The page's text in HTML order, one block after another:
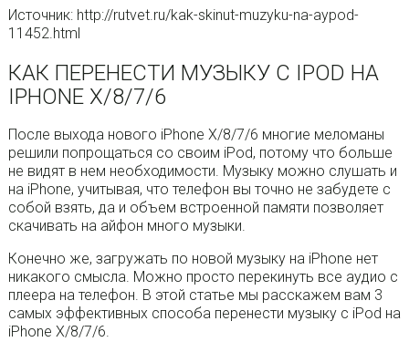
Источник: http://rutvet.ru/kak-skinut-muzyku-na-aypod-
11452.html
КАК ПЕРЕНЕСТИ МУЗЫКУ С IPOD НА
IPHONE X/8/7/6
После выхода нового iPhone X/8/7/6 многие меломаны
решили попрощаться со своим iPod, потому что больше
не видят в нем необходимости. Музыку можно слушать и
на iPhone, учитывая, что телефон вы точно не забудете с
собой взять, да и объем встроенной памяти позволяет
скачивать на айфон много музыки.
Конечно же, загружать по новой музыку на iPhone нет
никакого смысла. Можно просто перекинуть все аудио с
плеера на телефон. В этой статье мы расскажем вам 3
самых эффективных способа перенести музыку с iPod на
iPhone X/8/7/6.